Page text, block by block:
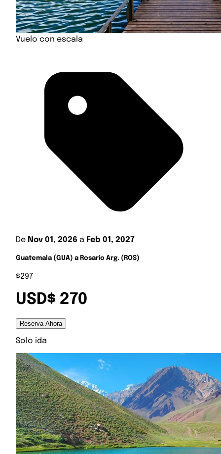
Vuelo con escala
De Nov 01, 2026 a Feb 01, 2027
Guatemala (GUA) a Rosario Arg. (ROS)
$297
USD$ 270
Reserva Ahora
Solo ida